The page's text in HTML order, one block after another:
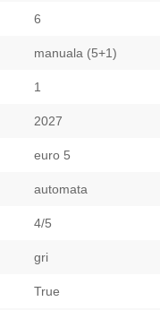
6
manuala (5+1)
1
2027
euro 5
automata
4/5
gri
True